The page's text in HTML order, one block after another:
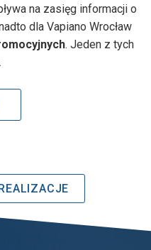
na zasięg informacji o
dla Vapiano Wrocław
. Jeden z tych